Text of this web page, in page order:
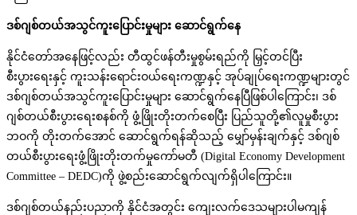
ဒစ်ဂျစ်တယ်အသွင်ကူးပြောင်းမှုများ ဆောင်ရွက်နေ
နိုင်ငံတော်အနေဖြင့်လည်း တီထွင်ဖန်တီးမှုစွမ်းရည်ကို မြှင့်တင်ပြီး
စီးပွားရေးနှင့် ကူးသန်းရောင်းဝယ်ရေးကဏ္ဍနှင့် အုပ်ချုပ်ရေးကဏ္ဍများတွင်
ဒစ်ဂျစ်တယ်အသွင်ကူးပြောင်းမှုများ ဆောင်ရွက်နေပြီဖြစ်ပါကြောင်း၊ ဒစ်
ဂျစ်တယ်စီးပွားရေးစနစ်ကို ဖွံ့ဖြိုးတိုးတက်စေပြီး ပြည်သူတို့၏လူမှုစီးပွား
ဘဝကို တိုးတက်အောင် ဆောင်ရွက်ရန်ဆိုသည့် မျှော်မှန်းချက်နှင့် ဒစ်ဂျစ်
တယ်စီးပွားရေးဖွံ့ဖြိုးတိုးတက်မှုကော်မတီ (Digital Economy Development
Committee – DEDC)ကို ဖွဲ့စည်းဆောင်ရွက်လျက်ရှိပါကြောင်း။
ဒစ်ဂျစ်တယ်နည်းပညာကို နိုင်ငံအတွင်း ကျေးလက်ဒေသများပါမကျန်